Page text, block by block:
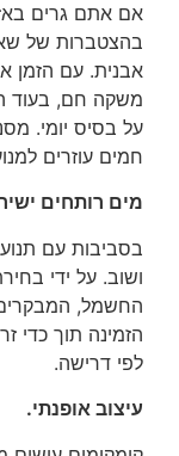
אם אתם גרים
בהצטברות של
אבנית. עם הזמן
משקה חם, בעוד
על בסיס יומי.
חמים עוזרים
מים רותחים
בסביבות עם
ושוב. על ידי
החשמל,
הזמינה תוך כדי
לפי דרישה.
עיצוב אופנתי.